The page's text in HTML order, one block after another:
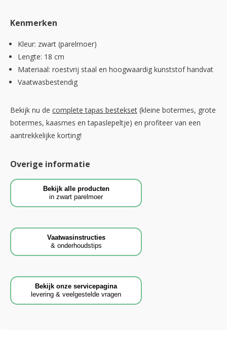
Kenmerken
Kleur: zwart (parelmoer)
Lengte: 18 cm
Materiaal: roestvrij staal en hoogwaardig kunststof handvat
Vaatwasbestendig
Bekijk nu de complete tapas bestekset (kleine botermes, grote
botermes, kaasmes en tapaslepeltje) en profiteer van een
aantrekkelijke korting!
Overige informatie
Bekijk alle producten
in zwart parelmoer
Vaatwasinstructies
& onderhoudstips
Bekijk onze servicepagina
levering & veelgestelde vragen